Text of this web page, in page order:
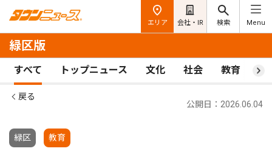
エリア 会社・IR 検索 Menu
緑区版
すべて トップニュース 文化 社会 教育 ス
戻る
緑区 教育
公開日：2026.06.04